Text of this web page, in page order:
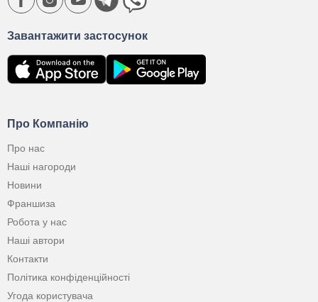
Про Компанію
Про нас
Наші нагороди
Новини
Франшиза
Робота у нас
Наші автори
Контакти
Політика конфіденційності
Угода користувача
Завантажити застосунок